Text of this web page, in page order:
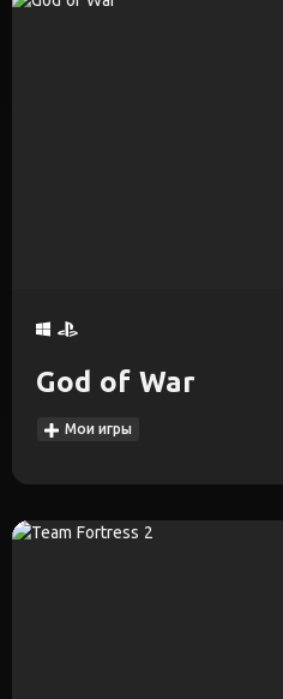
God of War
Мои игры